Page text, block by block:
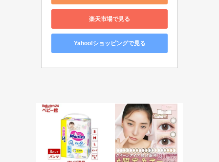
楽天市場で見る
Yahoo!ショッピングで見る